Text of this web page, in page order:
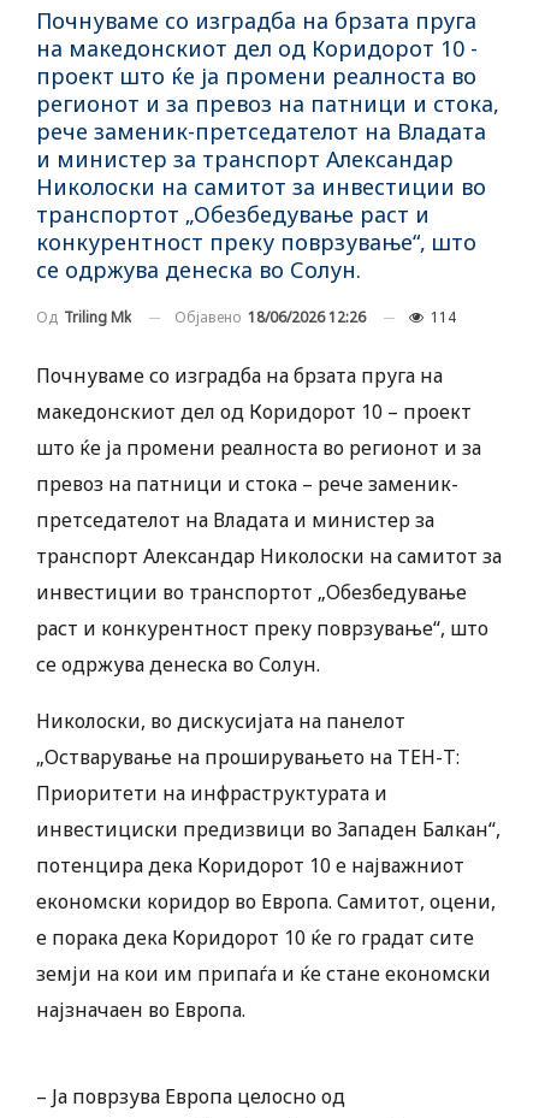
Почнуваме со изградба на брзата пруга
на македонскиот дел од Коридорот 10 -
проект што ќе ја промени реалноста во
регионот и за превоз на патници и стока,
рече заменик-претседателот на Владата
и министер за транспорт Александар
Николоски на самитот за инвестиции во
транспортот „Обезбедување раст и
конкурентност преку поврзување“, што
се одржува денеска во Солун.
Од Triling Mk Објавено 18/06/2026 12:26 114
Почнуваме со изградба на брзата пруга на
македонскиот дел од Коридорот 10 – проект
што ќе ја промени реалноста во регионот и за
превоз на патници и стока – рече заменик-
претседателот на Владата и министер за
транспорт Александар Николоски на самитот за
инвестиции во транспортот „Обезбедување
раст и конкурентност преку поврзување“, што
се одржува денеска во Солун.
Николоски, во дискусијата на панелот
„Остварување на проширувањето на ТЕН-Т:
Приоритети на инфраструктурата и
инвестициски предизвици во Западен Балкан“,
потенцира дека Коридорот 10 е најважниот
економски коридор во Европа. Самитот, оцени,
е порака дека Коридорот 10 ќе го градат сите
земји на кои им припаѓа и ќе стане економски
најзначаен во Европа.
– Ја поврзува Европа целосно од